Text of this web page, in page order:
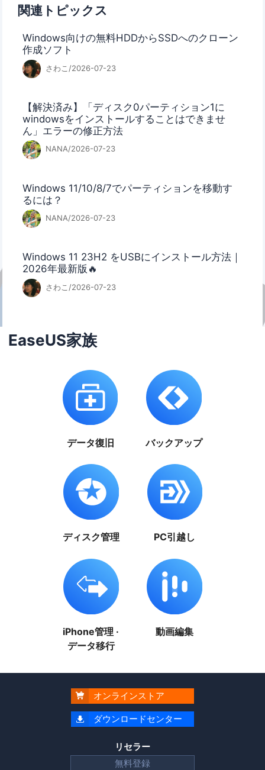
関連トピックス
Windows向けの無料HDDからSSDへのクローン
作成ソフト
さわこ/2026-07-23
【解決済み】「ディスク0パーティション1に
windowsをインストールすることはできませ
ん」エラーの修正方法
NANA/2026-07-23
Windows 11/10/8/7でパーティションを移動す
るには？
NANA/2026-07-23
Windows 11 23H2 をUSBにインストール方法｜
2026年最新版🔥
さわこ/2026-07-23
EaseUS家族
データ復旧 バックアップ
ディスク管理 PC引越し
iPhone管理 ·
データ移行
動画編集
 オンラインストア
 ダウンロードセンター
リセラー
無料登録